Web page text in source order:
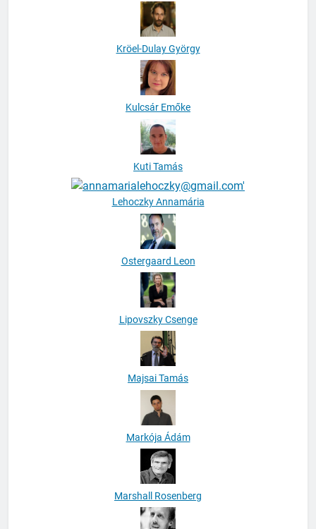
Kröel-Dulay György
Kulcsár Emőke
Kuti Tamás
Lehoczky Annamária
Ostergaard Leon
Lipovszky Csenge
Majsai Tamás
Markója Ádám
Marshall Rosenberg